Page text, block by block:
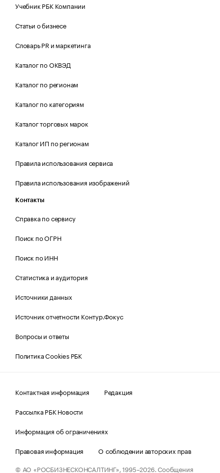
Учебник РБК Компании
Статьи о бизнесе
Словарь PR и маркетинга
Каталог по ОКВЭД
Каталог по регионам
Каталог по категориям
Каталог торговых марок
Каталог ИП по регионам
Правила использования сервиса
Правила использования изображений
Контакты
Справка по сервису
Поиск по ОГРН
Поиск по ИНН
Статистика и аудитория
Источники данных
Источник отчетности Контур.Фокус
Вопросы и ответы
Политика Cookies РБК
Контактная информация
Редакция
Рассылка РБК Новости
Информация об ограничениях
Правовая информация
О соблюдении авторских прав
© АО «РОСБИЗНЕСКОНСАЛТИНГ»,1995–2026.Сообщения